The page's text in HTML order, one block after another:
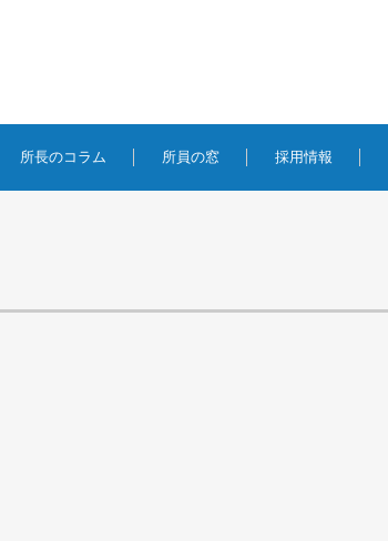
所長のコラム 所員の窓 採用情報